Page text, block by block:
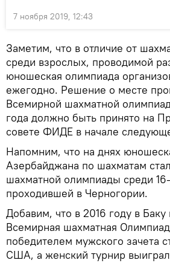
7 ноября 2019, 12:43
Заметим, что в отличие от
среди взрослых, проводимой
юношеская олимпиада
ежегодно. Решение о месте
Всемирной шахматной
года должно быть принято на
совете ФИДЕ в начале
Напомним, что на днях
Азербайджана по шахматам
шахматной олимпиады среди
проходившей в Черногории.
Добавим, что в 2016 году в
Всемирная шахматная
победителем мужского зачета
США, а женский турнир